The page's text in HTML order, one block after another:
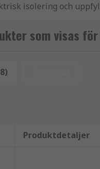
isolering och
vanligtvis ett
erbjuder
partikelhalter,
som visas
Produktdetaljer